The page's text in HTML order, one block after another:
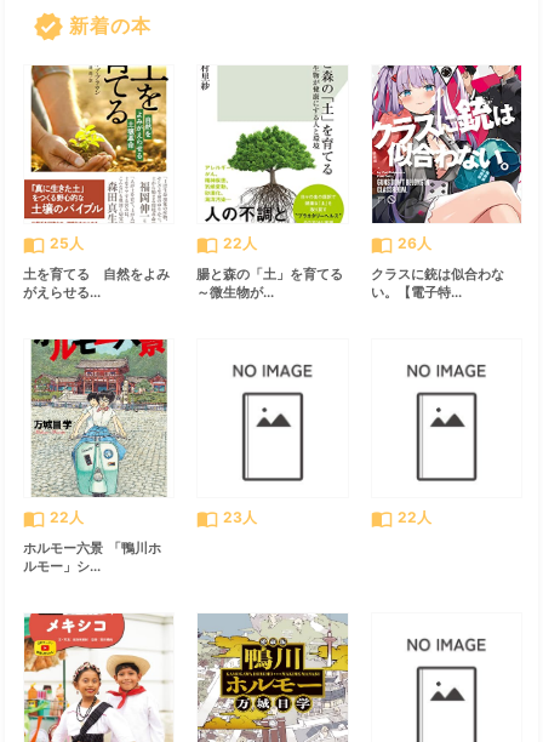
verified 新着の本
import_contacts 25人
土を育てる 自然をよみ
がえらせる...
import_contacts 22人
腸と森の「土」を育てる
～微生物が...
import_contacts 26人
クラスに銃は似合わな
い。【電子特...
import_contacts 22人
ホルモー六景 「鴨川ホ
ルモー」シ...
import_contacts 23人 import_contacts 22人